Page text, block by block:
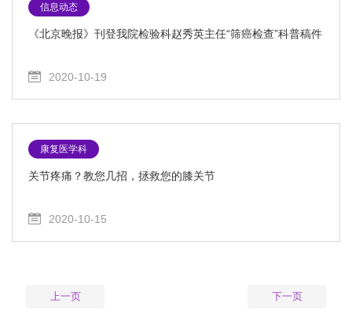
信息动态
《北京晚报》刊登我院检验科赵秀英主任“筛癌检查”科普稿件
2020-10-19
康复医学科
关节疼痛？教您几招，拯救您的膝关节
2020-10-15
上一页 下一页